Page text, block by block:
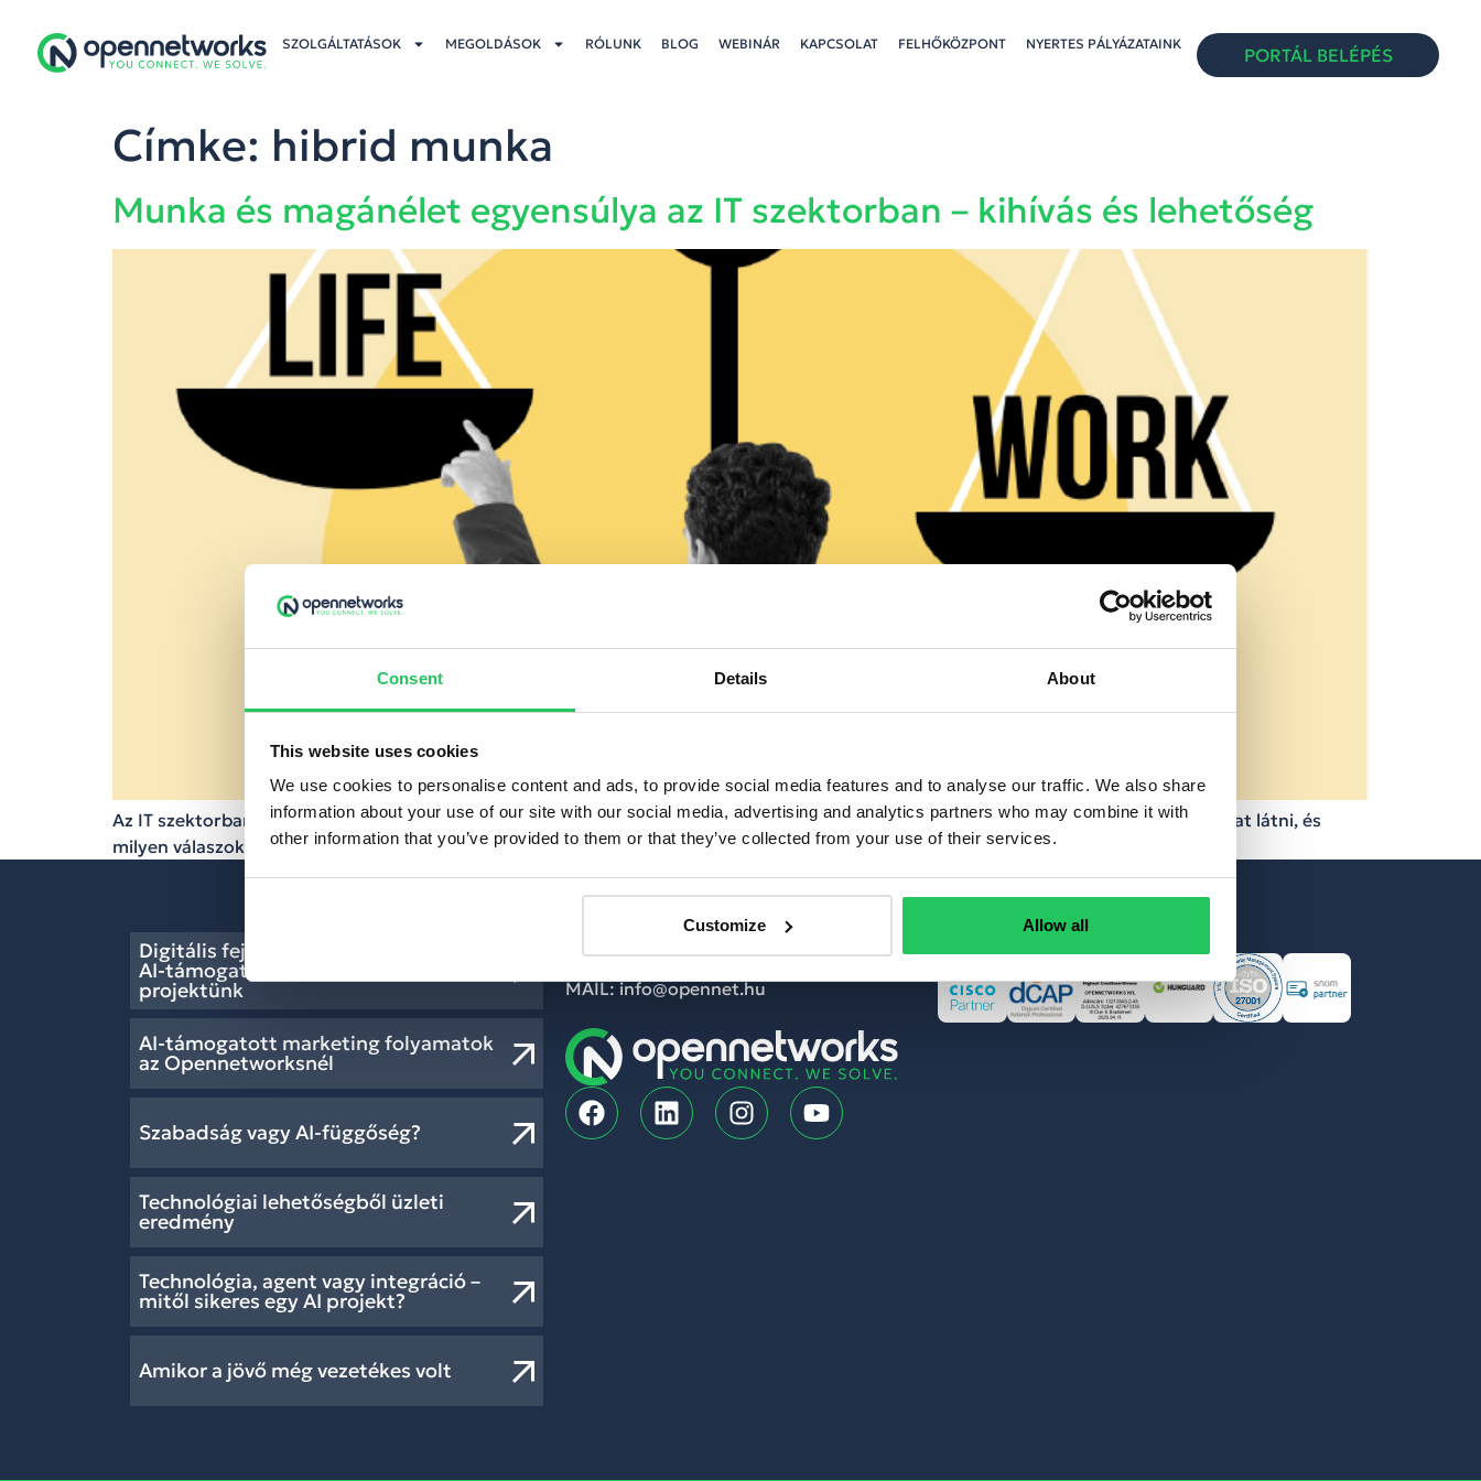
Consent Details About
This website uses cookies
We use cookies to personalise content and ads, to provide social media features and to analyse our traffic. We also share
information about your use of our site with our social media, advertising and analytics partners who may combine it with
other information that you’ve provided to them or that they’ve collected from your use of their services.
Customize Allow all
SZOLGÁLTATÁSOK MEGOLDÁSOK RÓLUNK BLOG WEBINÁR KAPCSOLAT FELHŐKÖZPONT NYERTES PÁLYÁZATAINK
PORTÁL BELÉPÉS
Címke: hibrid munka
Munka és magánélet egyensúlya az IT szektorban – kihívás és lehetőség
Az IT szektorban dolgozók gyakran szembesülnek a munka és magánélet határainak elmosódásával. Összefoglaljuk, milyen kihívásokat látni, és
milyen válaszok segíthetnek megtartani az egyensúlyt.
Digitális fejlesztés, lean folyamatok,
AI-támogatás – lezárult a GINOP Plusz
projektünk
AI-támogatott marketing folyamatok
az Opennetworksnél
Szabadság vagy AI-függőség?
Technológiai lehetőségből üzleti
eredmény
Technológia, agent vagy integráció –
mitől sikeres egy AI projekt?
Amikor a jövő még vezetékes volt
TEL: +36-1 999 6060
MAIL: info@opennet.hu
Tanúsítványaink